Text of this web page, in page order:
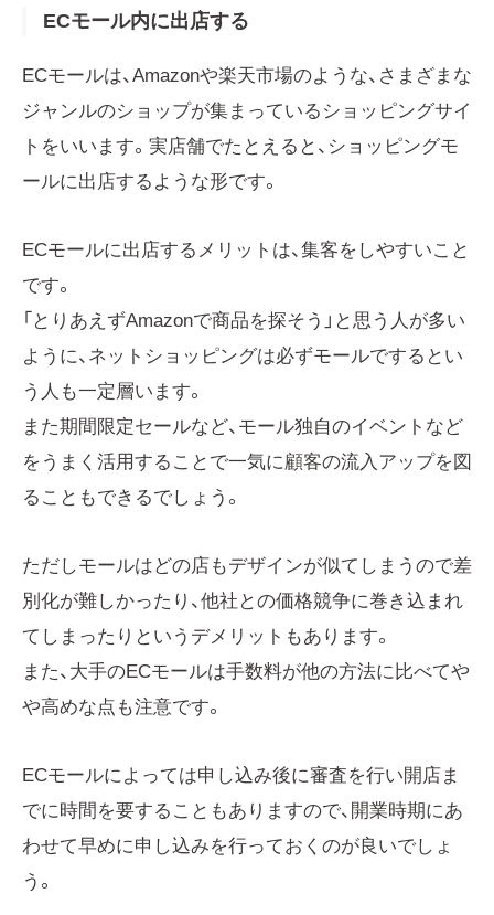
ECモール内に出店する
ECモールは、Amazonや楽天市場のような、さまざまな
ジャンルのショップが集まっているショッピングサイ
トをいいます。実店舗でたとえると、ショッピングモ
ールに出店するような形です。
ECモールに出店するメリットは、集客をしやすいこと
です。
「とりあえずAmazonで商品を探そう」と思う人が多い
ように、ネットショッピングは必ずモールでするとい
う人も一定層います。
また期間限定セールなど、モール独自のイベントなど
をうまく活用することで一気に顧客の流入アップを図
ることもできるでしょう。
ただしモールはどの店もデザインが似てしまうので差
別化が難しかったり、他社との価格競争に巻き込まれ
てしまったりというデメリットもあります。
また、大手のECモールは手数料が他の方法に比べてや
や高めな点も注意です。
ECモールによっては申し込み後に審査を行い開店ま
でに時間を要することもありますので、開業時期にあ
わせて早めに申し込みを行っておくのが良いでしょ
う。